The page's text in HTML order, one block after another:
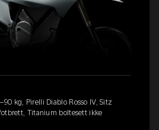
kg, Pirelli Diablo Rosso IV, Sitz
Titanium boltesett ikke